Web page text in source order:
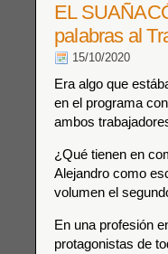
EL
palabras al
15/10/2020
Era algo que
en el programa
ambos
¿Qué tienen en
Alejandro como
volumen el
En una profesión
protagonistas de